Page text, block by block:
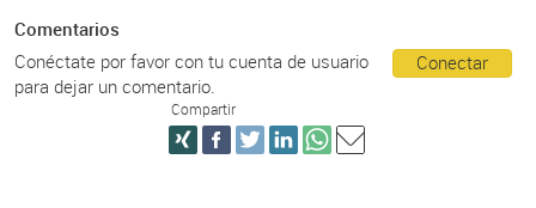
Comentarios
Conectar
Conéctate por favor con tu cuenta de usuario
para dejar un comentario.
Compartir